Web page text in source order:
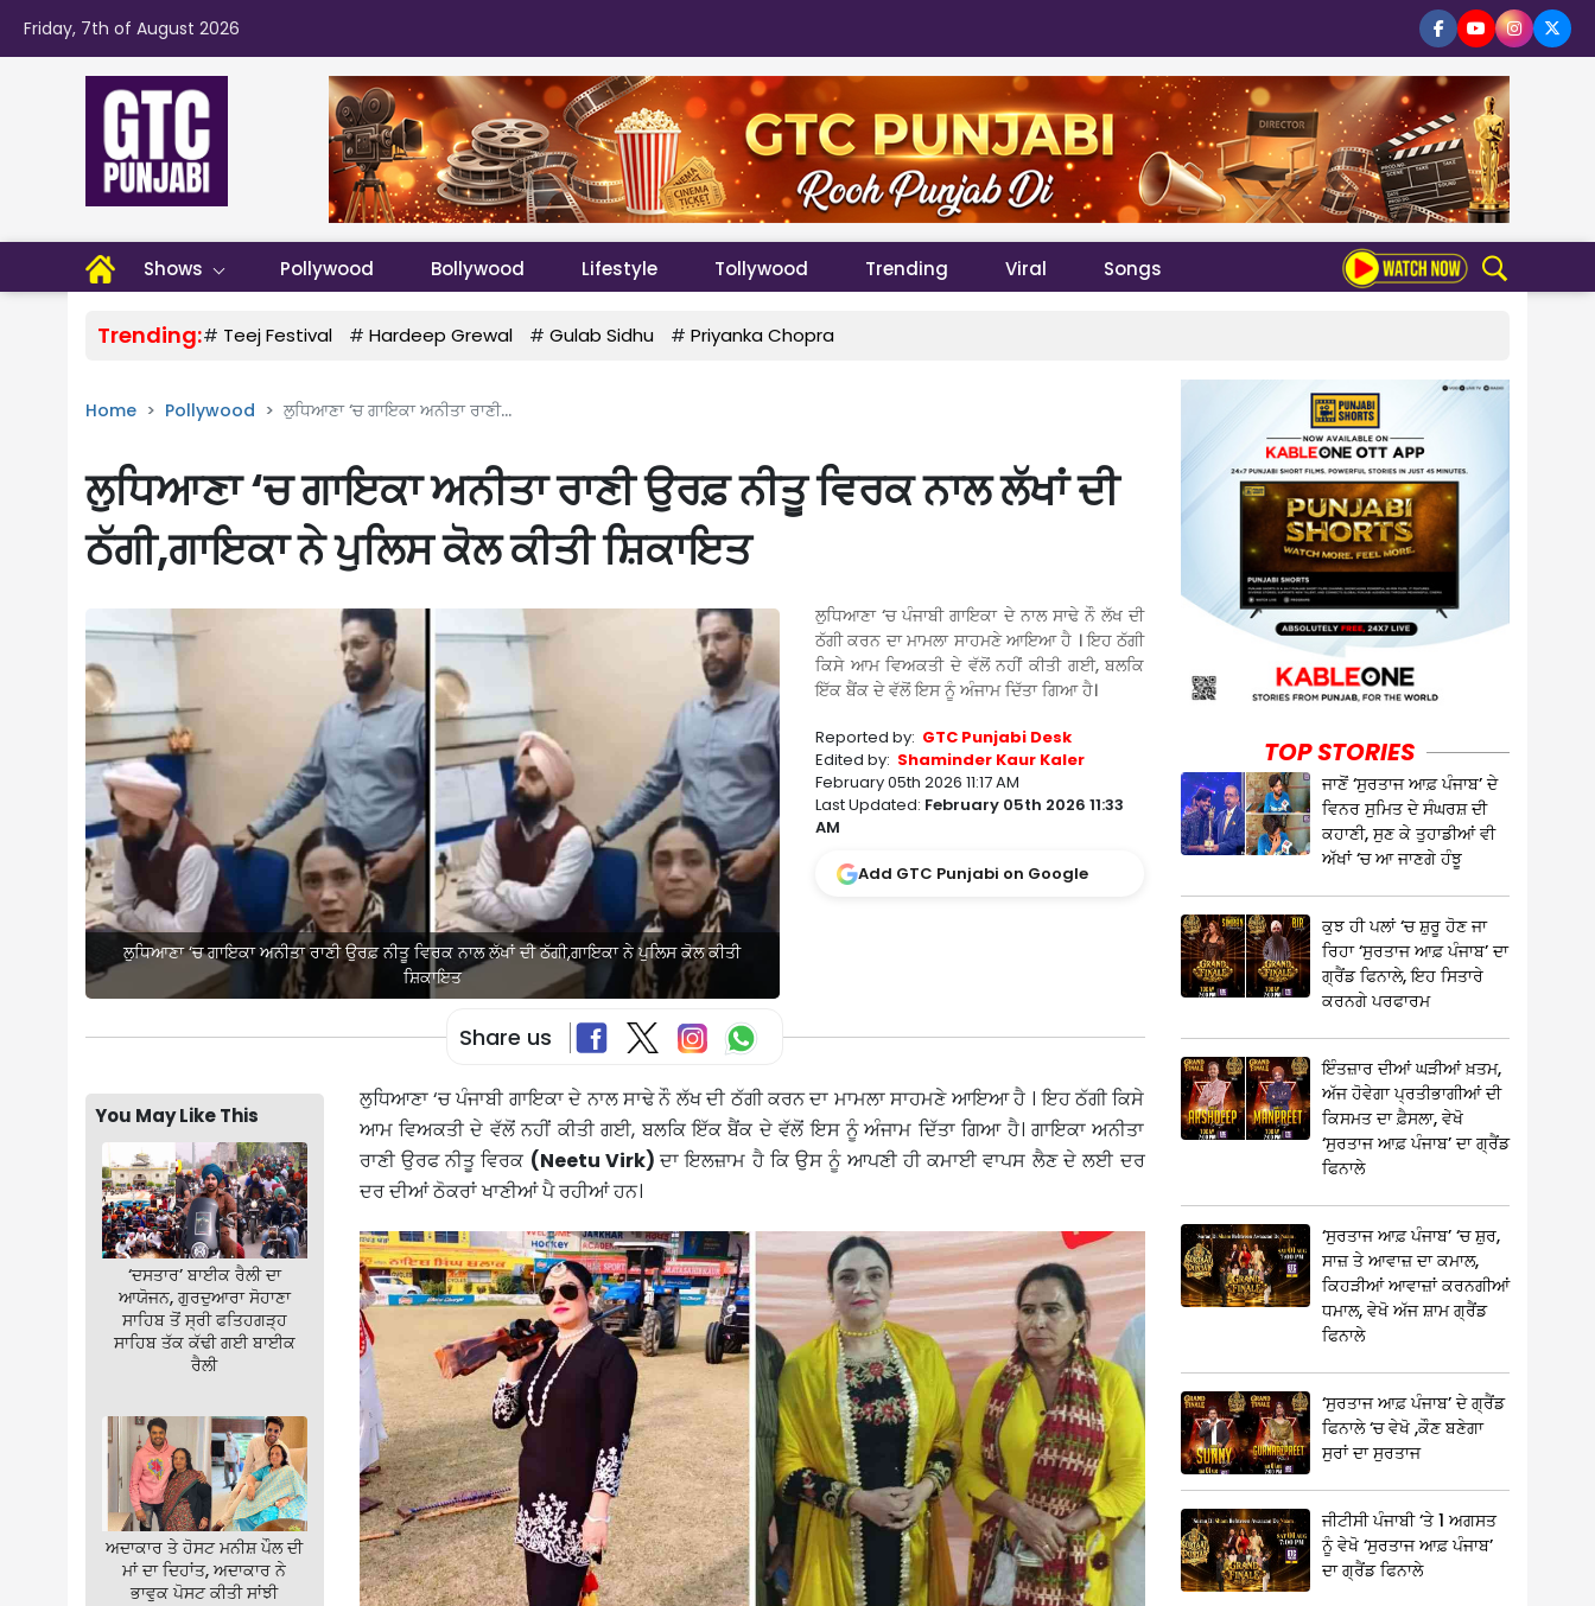
Friday, 7th of August 2026
Shows Pollywood Bollywood Lifestyle Tollywood Trending Viral Songs
Trending:# Teej Festival # Hardeep Grewal # Gulab Sidhu # Priyanka Chopra
Home Pollywood ਲੁਧਿਆਣਾ ‘ਚ ਗਾਇਕਾ ਅਨੀਤਾ ਰਾਣੀ...
ਲੁਧਿਆਣਾ ‘ਚ ਗਾਇਕਾ ਅਨੀਤਾ ਰਾਣੀ ਉਰਫ਼ ਨੀਤੂ ਵਿਰਕ ਨਾਲ ਲੱਖਾਂ ਦੀ
ਠੱਗੀ,ਗਾਇਕਾ ਨੇ ਪੁਲਿਸ ਕੋਲ ਕੀਤੀ ਸ਼ਿਕਾਇਤ
ਲੁਧਿਆਣਾ ‘ਚ ਗਾਇਕਾ ਅਨੀਤਾ ਰਾਣੀ ਉਰਫ਼ ਨੀਤੂ ਵਿਰਕ ਨਾਲ ਲੱਖਾਂ ਦੀ ਠੱਗੀ,ਗਾਇਕਾ ਨੇ ਪੁਲਿਸ ਕੋਲ ਕੀਤੀ
ਸ਼ਿਕਾਇਤ
ਲੁਧਿਆਣਾ ‘ਚ ਪੰਜਾਬੀ ਗਾਇਕਾ ਦੇ ਨਾਲ ਸਾਢੇ ਨੌ ਲੱਖ ਦੀ
ਠੱਗੀ ਕਰਨ ਦਾ ਮਾਮਲਾ ਸਾਹਮਣੇ ਆਇਆ ਹੈ । ਇਹ ਠੱਗੀ
ਕਿਸੇ ਆਮ ਵਿਅਕਤੀ ਦੇ ਵੱਲੋਂ ਨਹੀਂ ਕੀਤੀ ਗਈ, ਬਲਕਿ
ਇੱਕ ਬੈਂਕ ਦੇ ਵੱਲੋਂ ਇਸ ਨੂੰ ਅੰਜਾਮ ਦਿੱਤਾ ਗਿਆ ਹੈ।
Reported by: GTC Punjabi Desk
Edited by: Shaminder Kaur Kaler
February 05th 2026 11:17 AM
Last Updated: February 05th 2026 11:33
AM
Add GTC Punjabi on Google
Share us
You May Like This
‘ਦਸਤਾਰ’ ਬਾਈਕ ਰੈਲੀ ਦਾ
ਆਯੋਜਨ, ਗੁਰਦੁਆਰਾ ਸੋਹਾਣਾ
ਸਾਹਿਬ ਤੋਂ ਸ੍ਰੀ ਫਤਿਹਗੜ੍ਹ
ਸਾਹਿਬ ਤੱਕ ਕੱਢੀ ਗਈ ਬਾਈਕ
ਰੈਲੀ
ਅਦਾਕਾਰ ਤੇ ਹੋਸਟ ਮਨੀਸ਼ ਪੌਲ ਦੀ
ਮਾਂ ਦਾ ਦਿਹਾਂਤ, ਅਦਾਕਾਰ ਨੇ
ਭਾਵੁਕ ਪੋਸਟ ਕੀਤੀ ਸਾਂਝੀ
ਲੁਧਿਆਣਾ ‘ਚ ਪੰਜਾਬੀ ਗਾਇਕਾ ਦੇ ਨਾਲ ਸਾਢੇ ਨੌ ਲੱਖ ਦੀ ਠੱਗੀ ਕਰਨ ਦਾ ਮਾਮਲਾ ਸਾਹਮਣੇ ਆਇਆ ਹੈ । ਇਹ ਠੱਗੀ ਕਿਸੇ
ਆਮ ਵਿਅਕਤੀ ਦੇ ਵੱਲੋਂ ਨਹੀਂ ਕੀਤੀ ਗਈ, ਬਲਕਿ ਇੱਕ ਬੈਂਕ ਦੇ ਵੱਲੋਂ ਇਸ ਨੂੰ ਅੰਜਾਮ ਦਿੱਤਾ ਗਿਆ ਹੈ। ਗਾਇਕਾ ਅਨੀਤਾ
ਰਾਣੀ ਉਰਫ ਨੀਤੂ ਵਿਰਕ (Neetu Virk)ਦਾ ਇਲਜ਼ਾਮ ਹੈ ਕਿ ਉਸ ਨੂੰ ਆਪਣੀ ਹੀ ਕਮਾਈ ਵਾਪਸ ਲੈਣ ਦੇ ਲਈ ਦਰ
ਦਰ ਦੀਆਂ ਠੋਕਰਾਂ ਖਾਣੀਆਂ ਪੈ ਰਹੀਆਂ ਹਨ।
TOP STORIES
ਜਾਣੋਂ ‘ਸੁਰਤਾਜ ਆਫ਼ ਪੰਜਾਬ’ ਦੇ
ਵਿਨਰ ਸੁਮਿਤ ਦੇ ਸੰਘਰਸ਼ ਦੀ
ਕਹਾਣੀ, ਸੁਣ ਕੇ ਤੁਹਾਡੀਆਂ ਵੀ
ਅੱਖਾਂ ‘ਚ ਆ ਜਾਣਗੇ ਹੰਝੂ
ਕੁਝ ਹੀ ਪਲਾਂ ‘ਚ ਸ਼ੁਰੂ ਹੋਣ ਜਾ
ਰਿਹਾ ‘ਸੁਰਤਾਜ ਆਫ਼ ਪੰਜਾਬ’ ਦਾ
ਗ੍ਰੈਂਡ ਫਿਨਾਲੇ, ਇਹ ਸਿਤਾਰੇ
ਕਰਨਗੇ ਪਰਫਾਰਮ
ਇੰਤਜ਼ਾਰ ਦੀਆਂ ਘੜੀਆਂ ਖ਼ਤਮ,
ਅੱਜ ਹੋਵੇਗਾ ਪ੍ਰਤੀਭਾਗੀਆਂ ਦੀ
ਕਿਸਮਤ ਦਾ ਫ਼ੈਸਲਾ, ਵੇਖੋ
‘ਸੁਰਤਾਜ ਆਫ਼ ਪੰਜਾਬ’ ਦਾ ਗ੍ਰੈਂਡ
ਫਿਨਾਲੇ
‘ਸੁਰਤਾਜ ਆਫ਼ ਪੰਜਾਬ’ ‘ਚ ਸ਼ੁਰ,
ਸਾਜ਼ ਤੇ ਆਵਾਜ਼ ਦਾ ਕਮਾਲ,
ਕਿਹੜੀਆਂ ਆਵਾਜ਼ਾਂ ਕਰਨਗੀਆਂ
ਧਮਾਲ, ਵੇਖੋ ਅੱਜ ਸ਼ਾਮ ਗ੍ਰੈਂਡ
ਫਿਨਾਲੇ
‘ਸੁਰਤਾਜ ਆਫ਼ ਪੰਜਾਬ’ ਦੇ ਗ੍ਰੈਂਡ
ਫਿਨਾਲੇ ‘ਚ ਵੇਖੋ ,ਕੌਣ ਬਣੇਗਾ
ਸੁਰਾਂ ਦਾ ਸੁਰਤਾਜ
ਜੀਟੀਸੀ ਪੰਜਾਬੀ ‘ਤੇ 1 ਅਗਸਤ
ਨੂੰ ਵੇਖੋ ‘ਸੁਰਤਾਜ ਆਫ਼ ਪੰਜਾਬ’
ਦਾ ਗ੍ਰੈਂਡ ਫਿਨਾਲੇ